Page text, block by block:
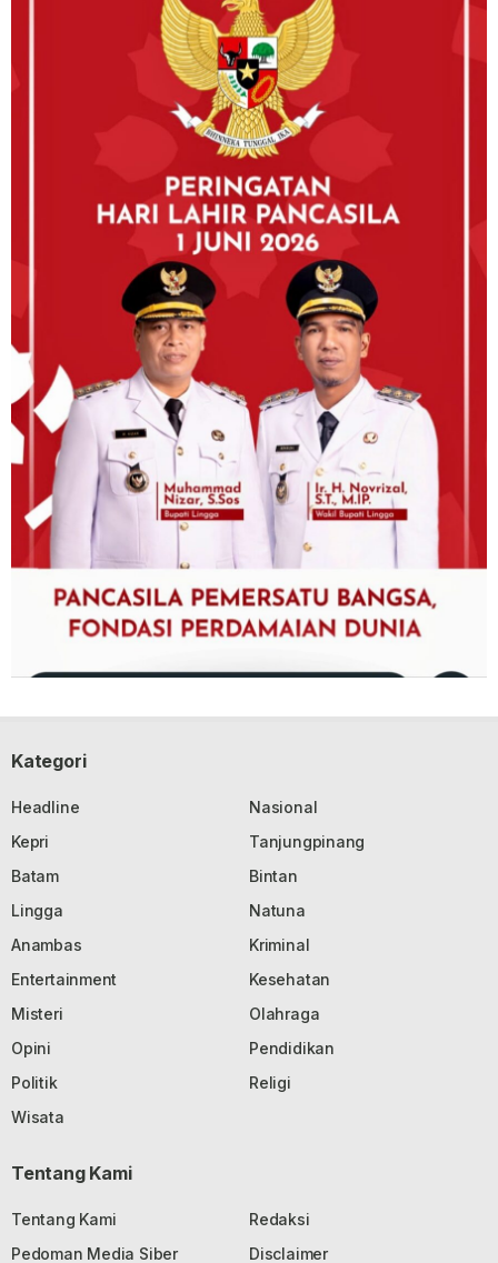
Kategori
Headline
Nasional
Kepri
Tanjungpinang
Batam
Bintan
Lingga
Natuna
Anambas
Kriminal
Entertainment
Kesehatan
Misteri
Olahraga
Opini
Pendidikan
Politik
Religi
Wisata
Tentang Kami
Tentang Kami
Redaksi
Pedoman Media Siber
Disclaimer